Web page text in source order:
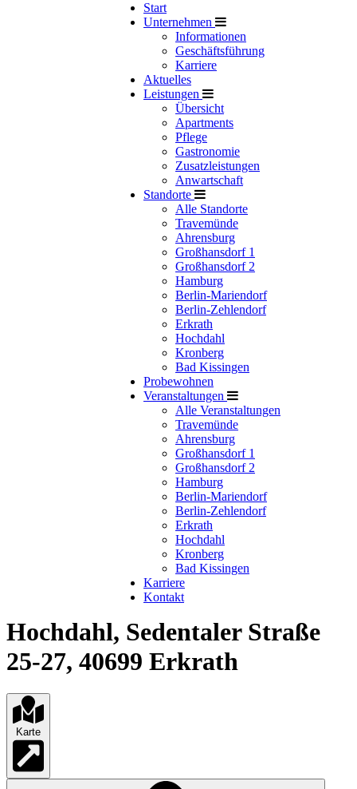
Start
Unternehmen
Informationen
Geschäftsführung
Karriere
Aktuelles
Leistungen
Übersicht
Apartments
Pflege
Gastronomie
Zusatzleistungen
Anwartschaft
Standorte
Alle Standorte
Travemünde
Ahrensburg
Großhansdorf 1
Großhansdorf 2
Hamburg
Berlin-Mariendorf
Berlin-Zehlendorf
Erkrath
Hochdahl
Kronberg
Bad Kissingen
Probewohnen
Veranstaltungen
Alle Veranstaltungen
Travemünde
Ahrensburg
Großhansdorf 1
Großhansdorf 2
Hamburg
Berlin-Mariendorf
Berlin-Zehlendorf
Erkrath
Hochdahl
Kronberg
Bad Kissingen
Karriere
Kontakt
Hochdahl, Sedentaler Straße
25-27, 40699 Erkrath
Karte